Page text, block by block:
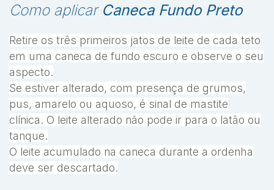
Como aplicar Caneca Fundo Preto
Retire os três primeiros jatos de leite de cada teto
em uma caneca de fundo escuro e observe o seu
aspecto.
Se estiver alterado, com presença de grumos,
pus, amarelo ou aquoso, é sinal de mastite
clínica. O leite alterado não pode ir para o latão ou
tanque.
O leite acumulado na caneca durante a ordenha
deve ser descartado.